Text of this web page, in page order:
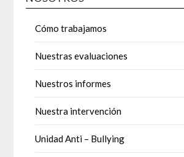
Cómo trabajamos
Nuestras evaluaciones
Nuestros informes
Nuestra intervención
Unidad Anti – Bullying